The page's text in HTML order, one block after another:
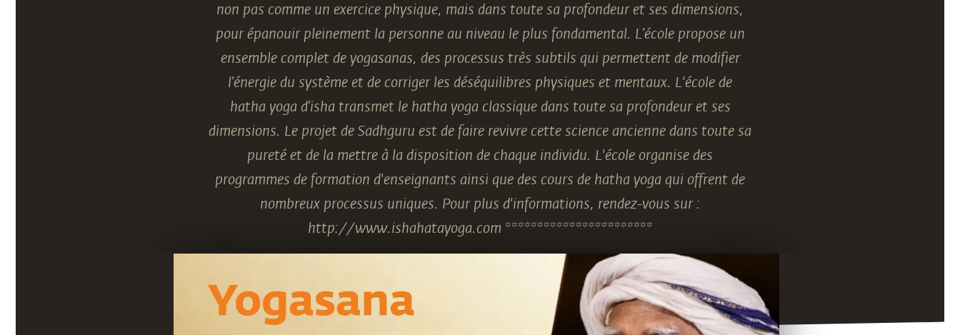
non pas comme un exercice physique, mais dans toute sa profondeur et ses dimensions,
pour épanouir pleinement la personne au niveau le plus fondamental. L’école propose un
ensemble complet de yogasanas, des processus très subtils qui permettent de modifier
l’énergie du système et de corriger les déséquilibres physiques et mentaux. L'école de
hatha yoga d’isha transmet le hatha yoga classique dans toute sa profondeur et ses
dimensions. Le projet de Sadhguru est de faire revivre cette science ancienne dans toute sa
pureté et de la mettre à la disposition de chaque individu. L'école organise des
programmes de formation d'enseignants ainsi que des cours de hatha yoga qui offrent de
nombreux processus uniques. Pour plus d'informations, rendez-vous sur :
http://www.ishahatayoga.com ***********************